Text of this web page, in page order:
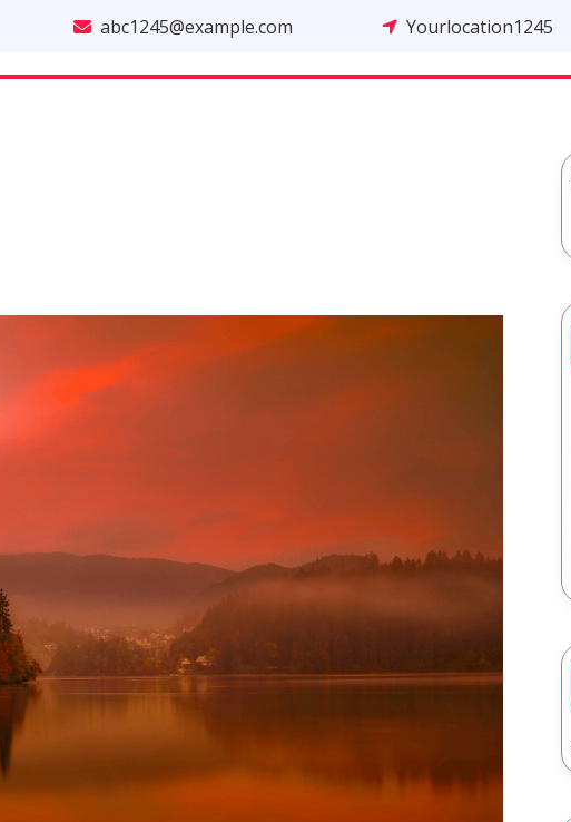
abc1245@example.com Yourlocation1245